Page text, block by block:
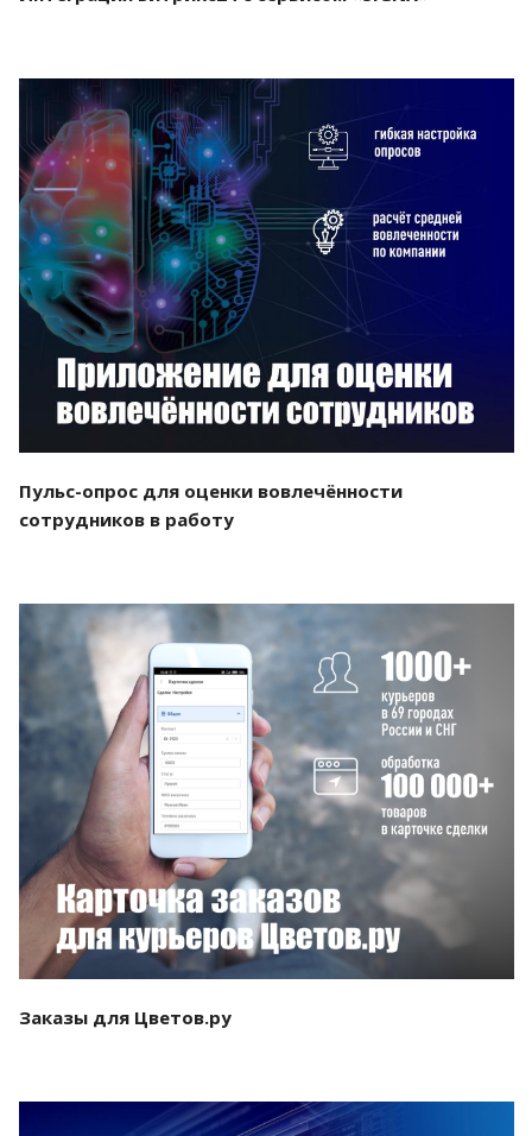
Смотреть проект
Пульс-опрос для оценки вовлечённости
сотрудников в работу
Смотреть проект
Заказы для Цветов.ру